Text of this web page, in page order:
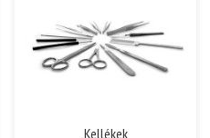
Kellékek